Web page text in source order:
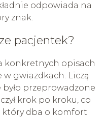
odpowiada na
znak.
pacjentek?
konkretnych opisach
w gwiazdkach. Liczą
przeprowadzone
krok po kroku, co
który dba o komfort